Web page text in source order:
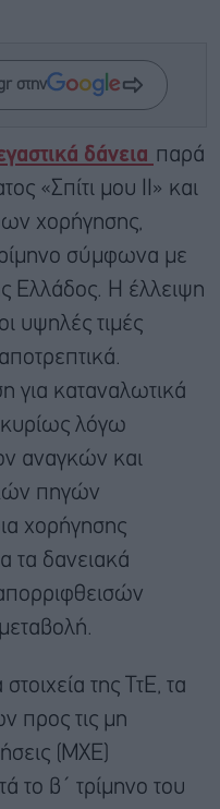
στην
δάνεια παρά
«Σπίτι μου ΙΙ» και
χορήγησης,
σύμφωνα με
Ελλάδος. Η έλλειψη
υψηλές τιμές
για καταναλωτικά
κυρίως λόγω
αναγκών και
πηγών
χορήγησης
τα δανειακά
της ΤτΕ, τα
προς τις μη
(ΜΧΕ)
το β΄ τρίμηνο του